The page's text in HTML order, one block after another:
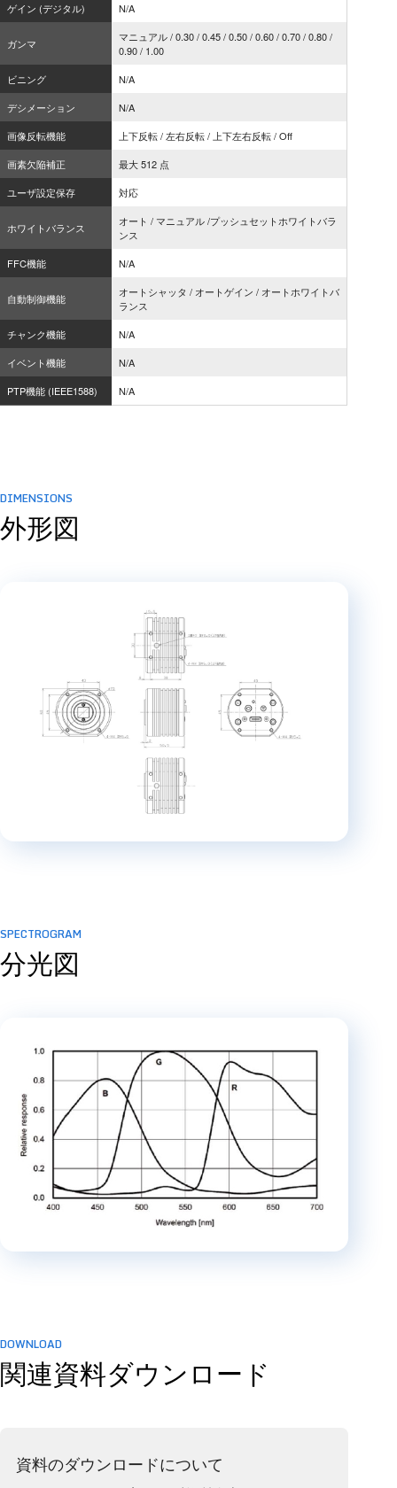
ゲイン (デジタル)
N/A
ガンマ
マニュアル / 0.30 / 0.45 / 0.50 / 0.60 / 0.70 / 0.80 /
0.90 / 1.00
ビニング
N/A
デシメーション
N/A
画像反転機能
上下反転 / 左右反転 / 上下左右反転 / Off
画素欠陥補正
最大 512 点
ユーザ設定保存
対応
ホワイトバランス
オート / マニュアル /プッシュセットホワイトバラ
ンス
FFC機能
N/A
自動制御機能
オートシャッタ / オートゲイン / オートホワイトバ
ランス
チャンク機能
N/A
イベント機能
N/A
PTP機能 (IEEE1588)
N/A
DIMENSIONS
外形図
SPECTROGRAM
分光図
DOWNLOAD
関連資料ダウンロード
資料のダウンロードについて